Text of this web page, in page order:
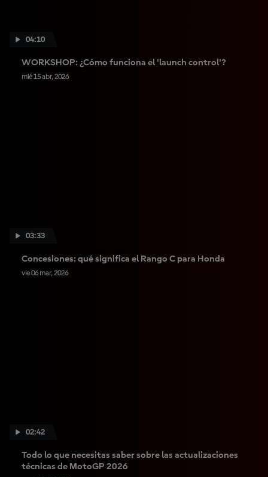
04:10
WORKSHOP: ¿Cómo funciona el 'launch control'?
mié 15 abr, 2026
03:33
Concesiones: qué significa el Rango C para Honda
vie 06 mar, 2026
02:42
Todo lo que necesitas saber sobre las actualizaciones
técnicas de MotoGP 2026